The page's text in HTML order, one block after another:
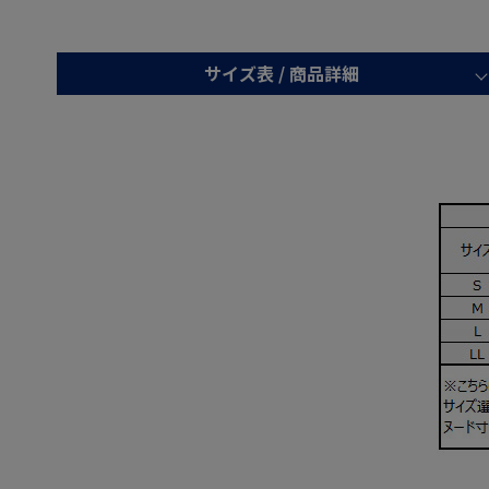
サイズ表 / 商品詳細